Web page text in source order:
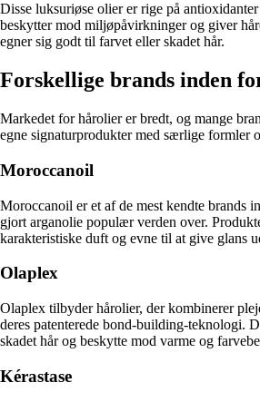
Disse luksuriøse olier er rige på
beskytter mod miljøpåvirkninger og giver
egner sig godt til farvet eller skadet hår.
Forskellige brands inden
Markedet for hårolier er bredt, og mange
egne signaturprodukter med særlige formler
Moroccanoil
Moroccanoil er et af de mest kendte brands
gjort arganolie populær verden over.
karakteristiske duft og evne til at give glans
Olaplex
Olaplex tilbyder hårolier, der kombinerer
deres patenterede bond-building-teknologi.
skadet hår og beskytte mod varme og
Kérastase